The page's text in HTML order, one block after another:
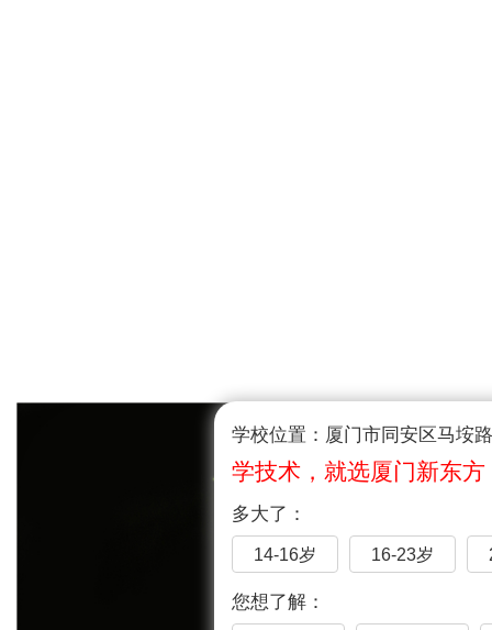
学校位置：厦门市同安区马垵
学技术，就选厦门新东方
多大了：
14-16岁 16-23岁
您想了解：